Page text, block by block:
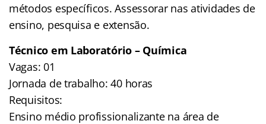
métodos específicos. Assessorar nas atividades de
ensino, pesquisa e extensão.
Técnico em Laboratório – Química
Vagas: 01
Jornada de trabalho: 40 horas
Requisitos:
Ensino médio profissionalizante na área de